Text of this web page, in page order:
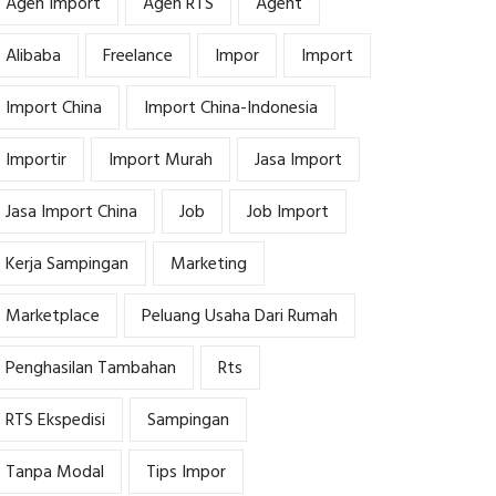
Alibaba
Freelance Impor
Import
Import China
Import China-Indonesia
Importir
Import Murah
Jasa Import
Jasa Import China
Job
Job Import
Kerja Sampingan
Marketing
Marketplace
Peluang Usaha Dari Rumah
Penghasilan Tambahan
Rts
RTS Ekspedisi
Sampingan
Tanpa Modal
Tips Impor